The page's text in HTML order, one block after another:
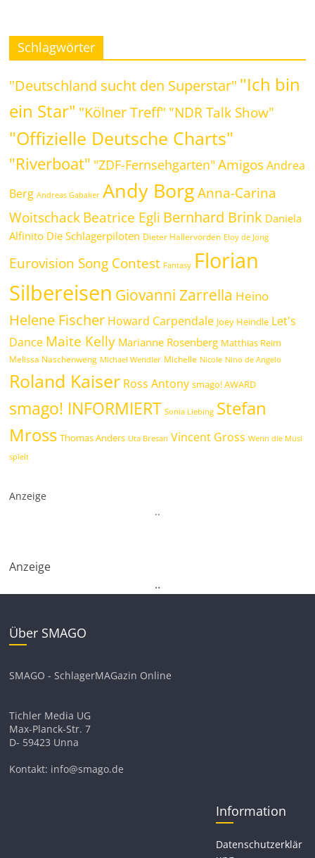
Schlagwörter
"Deutschland sucht den Superstar" "Ich bin
ein Star" "Kölner Treff" "NDR Talk Show"
"Offizielle Deutsche Charts"
"Riverboat" "ZDF-Fernsehgarten" Amigos Andrea
Berg Andreas Gabalier Andy Borg Anna-Carina
WoitschackBeatrice Egli Bernhard Brink Daniela
Alfinito Die Schlagerpiloten Dieter Hallervorden Eloy de Jong
Eurovision Song Contest Fantasy Florian
Silbereisen Giovanni Zarrella Heino
Helene Fischer Howard Carpendale Joey Heindle Let's
Dance Maite Kelly Marianne Rosenberg Matthias Reim
Melissa Naschenweng Michael Wendler Michelle Nicole Nino de Angelo
Roland Kaiser Ross Antony smago! AWARD
smago! INFORMIERT Sonia Liebing Stefan
Mross Thomas Anders Uta Bresan Vincent Gross Wenn die Musi
spielt
Anzeige
..
Anzeige
..
Über SMAGO
SMAGO - SchlagerMAGazin Online
Tichler Media UG
Max-Planck-Str. 7
D- 59423 Unna
Kontakt: info@smago.de
Information
Datenschutzerklär